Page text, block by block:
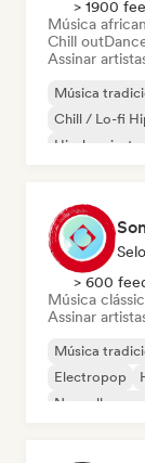
> 1900
Música
Chill out
Assinar
Música
Chill / Lo-fi
Hip-hop
Selo
> 600
Música
Assinar
Música
Electropop
Nouvelle scene